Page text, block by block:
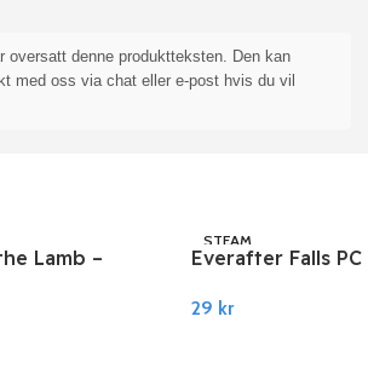
oversatt denne produktteksten. Den kan
med oss via chat eller e-post hvis du vil
Lamb –
STEAM
Everafter Falls PC
29 kr